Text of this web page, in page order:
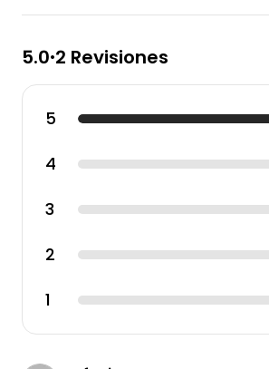
5.0•2 Revisiones
5
4
3
2
1